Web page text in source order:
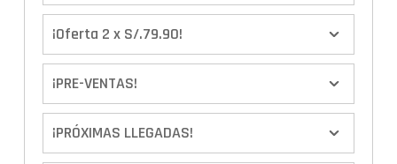
¡Oferta 2 x S/.79.90!
¡PRE-VENTAS!
¡PRÓXIMAS LLEGADAS!